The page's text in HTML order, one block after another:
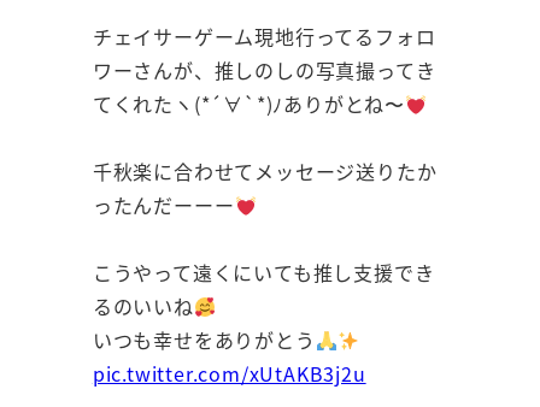
チェイサーゲーム現地行ってるフォロ
ワーさんが、推しのしの写真撮ってき
てくれたヽ(*´∀`*)ﾉありがとね〜
千秋楽に合わせてメッセージ送りたか
ったんだーーー
こうやって遠くにいても推し支援でき
るのいいね
いつも幸せをありがとう
pic.twitter.com/xUtAKB3j2u